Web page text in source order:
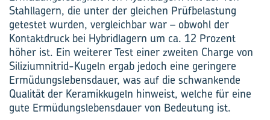
Stahllagern, die unter der gleichen Prüfbelastung
getestet wurden, vergleichbar war – obwohl der
Kontaktdruck bei Hybridlagern um ca. 12 Prozent
höher ist. Ein weiterer Test einer zweiten Charge von
Siliziumnitrid-Kugeln ergab jedoch eine geringere
Ermüdungslebensdauer, was auf die schwankende
Qualität der Keramikkugeln hinweist, welche für eine
gute Ermüdungslebensdauer von Bedeutung ist.